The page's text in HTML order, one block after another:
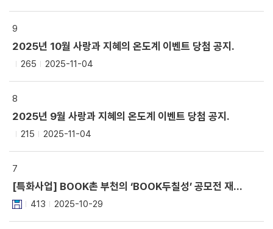
9
2025년 10월 사랑과 지혜의 온도계 이벤트 당첨 공지.
265 2025-11-04
8
2025년 9월 사랑과 지혜의 온도계 이벤트 당첨 공지.
215 2025-11-04
7
[특화사업] BOOK촌 부천의 ‘BOOK두칠성’ 공모전 재안내.
413 2025-10-29